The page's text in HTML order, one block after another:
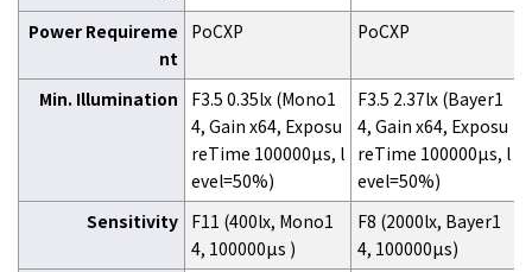
Power Requireme
nt
PoCXP PoCXP
Min. Illumination
F3.5 0.35lx (Mono1
4, Gain x64, Exposu
reTime 100000μs, l
evel=50%)
F3.5 2.37lx (Bayer1
4, Gain x64, Exposu
reTime 100000μs, l
evel=50%)
Sensitivity F11 (400lx, Mono1
4, 100000μs )
F8 (2000lx, Bayer1
4, 100000μs)